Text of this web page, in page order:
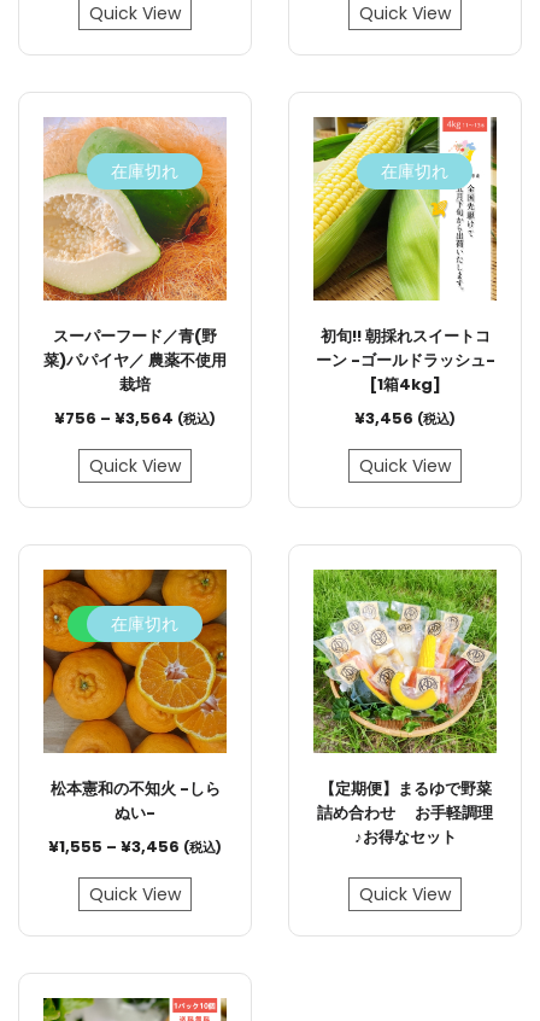
Quick View Quick View
在庫切れ
スーパーフード／青(野
菜)パパイヤ／ 農薬不使用
栽培
¥756 – ¥3,564 (税込)
Quick View
在庫切れ
初旬!! 朝採れスイートコ
ーン -ゴールドラッシュ-
[1箱4kg]
¥3,456 (税込)
Quick View
11.1%在庫切れ
松本憲和の不知火 -しら
ぬい-
¥1,555 – ¥3,456 (税込)
Quick View
【定期便】まるゆで野菜
詰め合わせ お手軽調理
♪お得なセット
Quick View